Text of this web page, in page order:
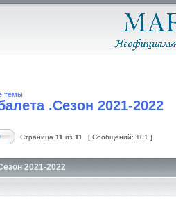
темы
.Сезон 2021-2022
Страница 11 из 11 [ Сообщений: 101 ]
2021-2022